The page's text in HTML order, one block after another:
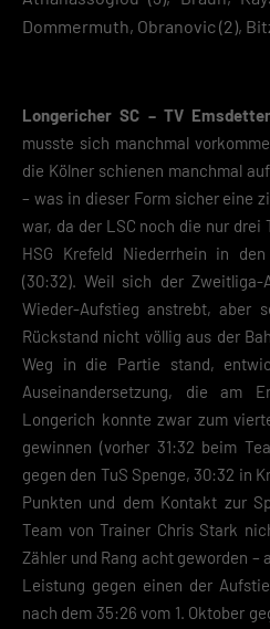
Dommermuth, Obranovic (2),
Longericher SC – TV
musste sich manchmal
die Kölner schienen manchmal
– was in dieser Form sicher eine
war, da der LSC noch die nur drei
HSG Krefeld Niederrhein in
(30:32). Weil sich der Zweitliga-
Wieder-Aufstieg anstrebt, aber
Rückstand nicht völlig aus der
Weg in die Partie stand,
Auseinandersetzung, die am
Longerich konnte zwar zum
gewinnen (vorher 31:32 beim
gegen den TuS Spenge, 30:32 in
Punkten und dem Kontakt zur
Team von Trainer Chris Stark
Zähler und Rang acht geworden
Leistung gegen einen der
nach dem 35:26 vom 1. Oktober
Essenziell (2)
Essenzielle Cookies ermöglichen
einwandfreie Funktion der Website
Cookie-